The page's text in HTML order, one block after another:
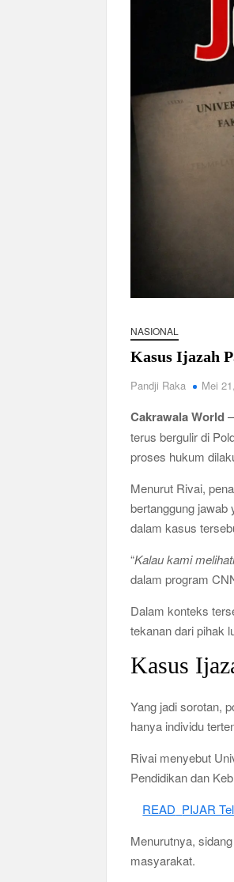
Sidang MK
Box Office
Netflix Digugat
NASIONAL
Kasus Ijazah
Pandji Raka Mei
Cakrawala World
terus bergulir di
proses hukum
Menurut Rivai,
bertanggung jawab
dalam kasus
“Kalau kami
dalam program
Dalam konteks
tekanan dari pihak
Kasus
Yang jadi sorotan,
hanya individu
Rivai menyebut
Pendidikan dan
READ PIJAR
Menurutnya,
masyarakat.